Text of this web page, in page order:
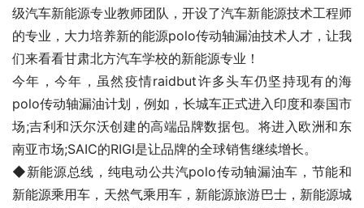
级汽车新能源专业教师团队，开设了汽车新能源技术工程师
的专业，大力培养新的能源polo传动轴漏油技术人才，让我
们来看看甘肃北方汽车学校的新能源专业！
今年，今年，虽然疫情raidbut许多头车仍坚持现有的海
polo传动轴漏油计划，例如，长城车正式进入印度和泰国市
场;吉利和沃尔沃创建的高端品牌数据包。将进入欧洲和东
南亚市场;SAIC的RIGI是让品牌的全球销售继续增长。
◆新能源总线，纯电动公共汽polo传动轴漏油车，节能和
新能源乘用车，天然气乘用车，新能源旅游巴士，新能源城